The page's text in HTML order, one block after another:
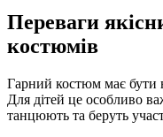
Переваги
костюмів
Гарний костюм має
Для дітей це особливо
танцюють та беруть